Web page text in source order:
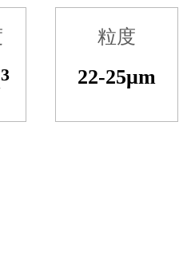
3
粒度
22-25μm